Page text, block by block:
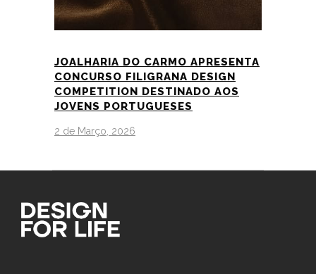
JOALHARIA DO CARMO APRESENTA
CONCURSO FILIGRANA DESIGN
COMPETITION DESTINADO AOS
JOVENS PORTUGUESES
2 de Março, 2026